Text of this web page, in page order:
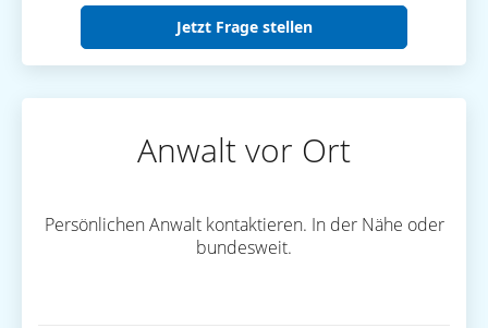
Jetzt Frage stellen
Anwalt vor Ort
Persönlichen Anwalt kontaktieren. In der Nähe oder
bundesweit.